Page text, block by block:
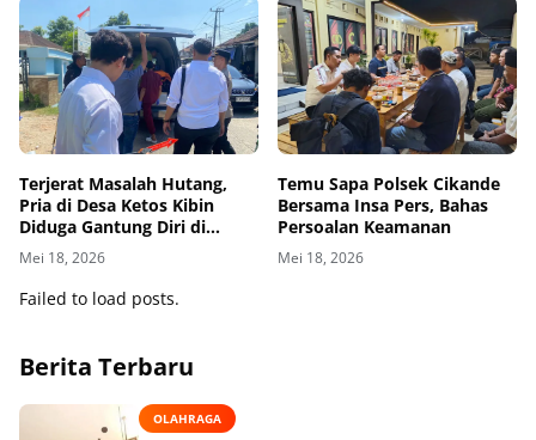
Terjerat Masalah Hutang,
Pria di Desa Ketos Kibin
Diduga Gantung Diri di
Kamar Mandi
Mei 18, 2026
Temu Sapa Polsek Cikande
Bersama Insa Pers, Bahas
Persoalan Keamanan
Mei 18, 2026
Failed to load posts.
Berita Terbaru
OLAHRAGA